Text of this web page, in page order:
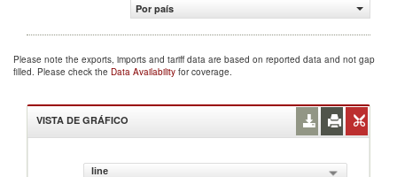
Por país
Please note the exports, imports and tariff data are based on reported data and not gap
filled. Please check the Data Availability for coverage.
VISTA DE GRÁFICO
line